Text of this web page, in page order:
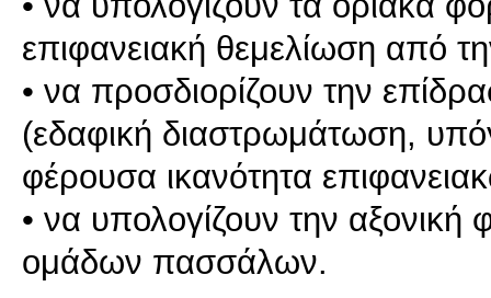
επιφανειακή θεμελίωση από
• να προσδιορίζουν την
(εδαφική διαστρωμάτωση,
φέρουσα ικανότητα
• να υπολογίζουν την